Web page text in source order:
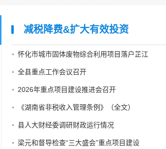
减税降费&扩大有效投资
怀化市城市固体废物综合利用项目落户芷江
全县重点工作会议召开
2026年重点项目建设推进会召开
《湖南省非税收入管理条例》（全文）
县人大财经委调研财政运行情况
梁元和督导检查“三大盛会”重点项目建设